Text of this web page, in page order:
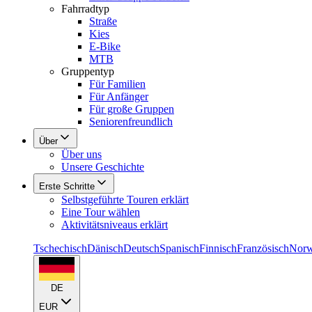
Fahrradtyp
Straße
Kies
E-Bike
MTB
Gruppentyp
Für Familien
Für Anfänger
Für große Gruppen
Seniorenfreundlich
Über
Über uns
Unsere Geschichte
Erste Schritte
Selbstgeführte Touren erklärt
Eine Tour wählen
Aktivitätsniveaus erklärt
TschechischDänischDeutschSpanischFinnischFranzösisch
DE
EUR